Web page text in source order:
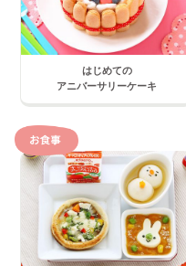
はじめての
アニバーサリーケーキ